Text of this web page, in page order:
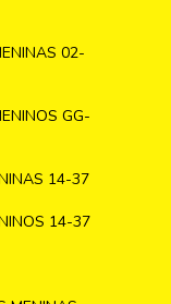
02-
GG-
14-37
14-37